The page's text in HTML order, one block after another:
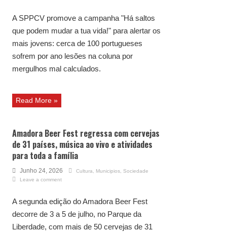
A SPPCV promove a campanha "Há saltos
que podem mudar a tua vida!" para alertar os
mais jovens: cerca de 100 portugueses
sofrem por ano lesões na coluna por
mergulhos mal calculados.
Read More »
Amadora Beer Fest regressa com cervejas
de 31 países, música ao vivo e atividades
para toda a família
Junho 24, 2026 Cultura, Municipios, Sociedade
Leave a comment
A segunda edição do Amadora Beer Fest
decorre de 3 a 5 de julho, no Parque da
Liberdade, com mais de 50 cervejas de 31